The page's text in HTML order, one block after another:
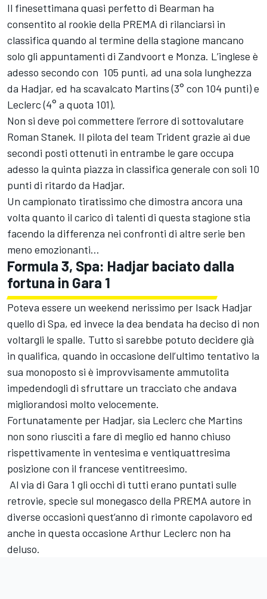
Il finesettimana quasi perfetto di Bearman ha
consentito al rookie della PREMA di rilanciarsi in
classifica quando al termine della stagione mancano
solo gli appuntamenti di Zandvoort e Monza. L’inglese è
adesso secondo con 105 punti, ad una sola lunghezza
da Hadjar, ed ha scavalcato Martins (3° con 104 punti) e
Leclerc (4° a quota 101).
Non si deve poi commettere l’errore di sottovalutare
Roman Stanek. Il pilota del team Trident grazie ai due
secondi posti ottenuti in entrambe le gare occupa
adesso la quinta piazza in classifica generale con soli 10
punti di ritardo da Hadjar.
Un campionato tiratissimo che dimostra ancora una
volta quanto il carico di talenti di questa stagione stia
facendo la differenza nei confronti di altre serie ben
meno emozionanti…
Formula 3, Spa: Hadjar baciato dalla
fortuna in Gara 1
Poteva essere un weekend nerissimo per Isack Hadjar
quello di Spa, ed invece la dea bendata ha deciso di non
voltargli le spalle. Tutto si sarebbe potuto decidere già
in qualifica, quando in occasione dell’ultimo tentativo la
sua monoposto si è improvvisamente ammutolita
impedendogli di sfruttare un tracciato che andava
migliorandosi molto velocemente.
Fortunatamente per Hadjar, sia Leclerc che Martins
non sono riusciti a fare di meglio ed hanno chiuso
rispettivamente in ventesima e ventiquattresima
posizione con il francese ventitreesimo.
Al via di Gara 1 gli occhi di tutti erano puntati sulle
retrovie, specie sul monegasco della PREMA autore in
diverse occasioni quest’anno di rimonte capolavoro ed
anche in questa occasione Arthur Leclerc non ha
deluso.